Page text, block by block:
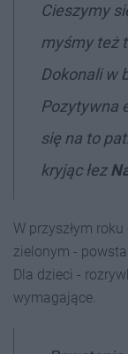
Cieszymy
myśmy też
Dokonali w
Pozytywna
się na to
kryjąc łez
W przyszłym
zielonym -
Dla dzieci -
wymagające.